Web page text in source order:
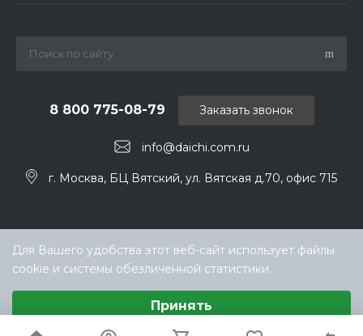
info@daichi.com.ru
8 800 775-08-79
г. Москва, БЦ Вятский, ул. Вятская д.70, офис 715
Заказать звонок
© ООО «ТЕХНОКЛИМАТ ИНЖИНИРИНГ», официальный
Для Вашего удобства этот веб-сайт использует файлы
cookie и системы обезличенной статистики.
Аналитические/Функциональные
Принять